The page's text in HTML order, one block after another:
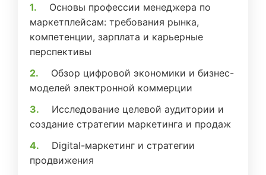
Основы профессии менеджера по
маркетплейсам: требования рынка,
компетенции, зарплата и карьерные
перспективы
Обзор цифровой экономики и бизнес-
моделей электронной коммерции
Исследование целевой аудитории и
создание стратегии маркетинга и продаж
Digital-маркетинг и стратегии
продвижения